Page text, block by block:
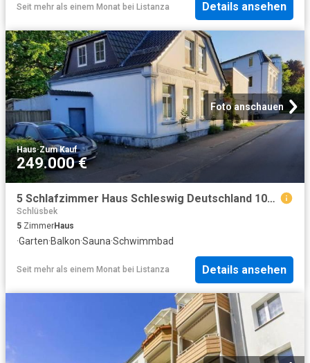
Seit mehr als einem Monat bei Listanza Details ansehen
Foto anschauen
Haus·Zum Kauf
249.000 €
5 Schlafzimmer Haus Schleswig Deutschland 103154019
Schlüsbek
5 ZimmerHaus
·Garten·Balkon·Sauna·Schwimmbad
Seit mehr als einem Monat bei Listanza Details ansehen